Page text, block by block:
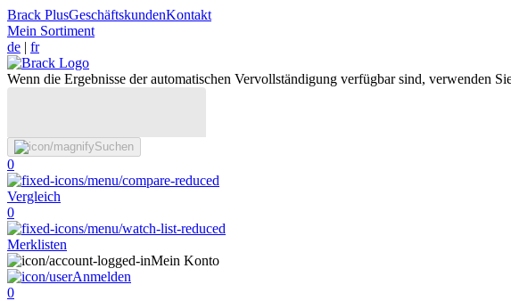
Brack PlusGeschäftskundenKontakt
Mein Sortiment
de | fr
Wenn die Ergebnisse der automatischen Vervollständigung verfügbar sind, verwenden
Suchen
0
Vergleich
0
Merklisten
Mein Konto
Anmelden
0